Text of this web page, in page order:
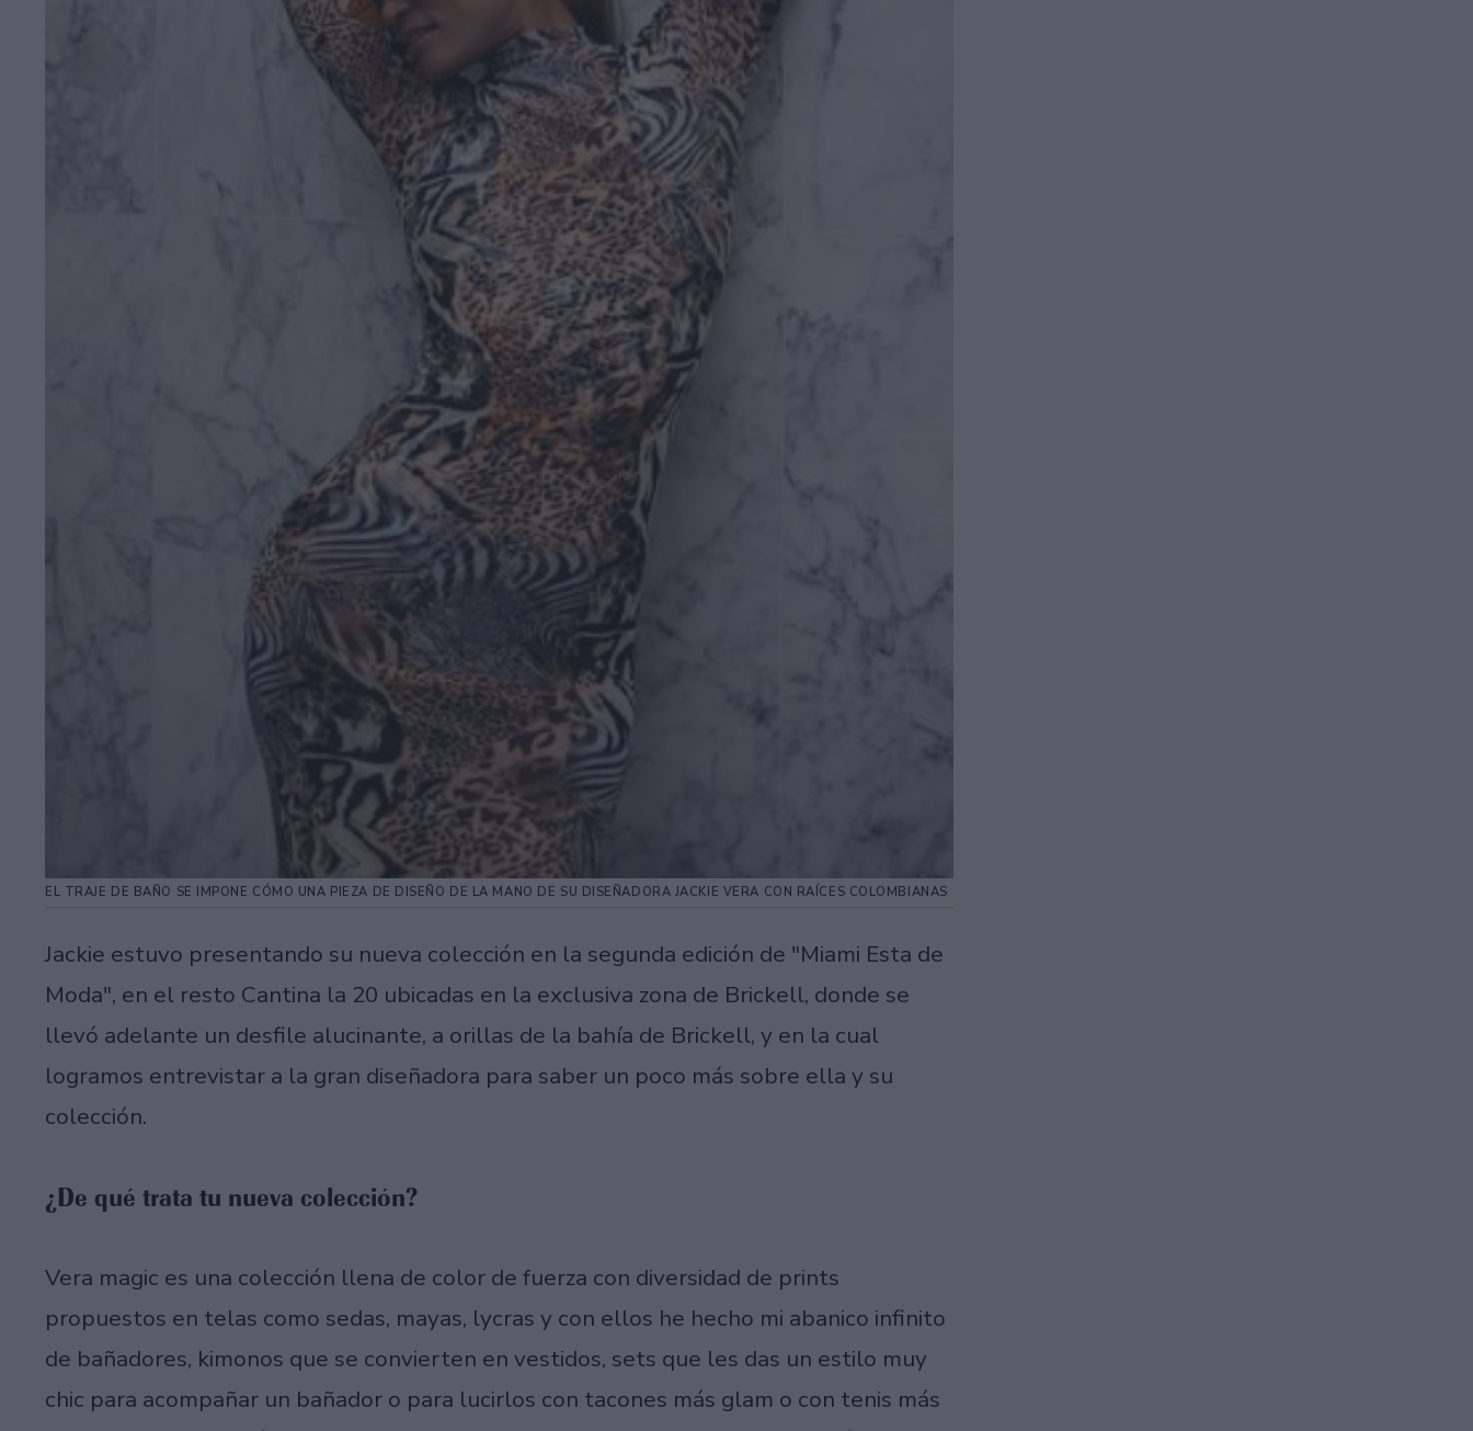
EL TRAJE DE BAÑO SE IMPONE CÓMO UNA PIEZA DE DISEÑO DE LA MANO DE SU DISEÑADORA JACKIE VERA CON RAÍCES COLOMBIANAS
Jackie estuvo presentando su nueva colección en la segunda edición de "Miami Esta de
Moda", en el resto Cantina la 20 ubicadas en la exclusiva zona de Brickell, donde se
llevó adelante un desfile alucinante, a orillas de la bahía de Brickell, y en la cual
logramos entrevistar a la gran diseñadora para saber un poco más sobre ella y su
colección.
¿De qué trata tu nueva colección?
Vera magic es una colección llena de color de fuerza con diversidad de prints
propuestos en telas como sedas, mayas, lycras y con ellos he hecho mi abanico infinito
de bañadores, kimonos que se convierten en vestidos, sets que les das un estilo muy
chic para acompañar un bañador o para lucirlos con tacones más glam o con tenis más